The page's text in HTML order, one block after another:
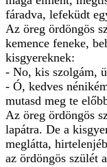
fáradva, lefeküdt
Az öreg ördöngös
kemence feneke,
kisgyereknek:
- No, kis szolgám,
- Ó, kedves
mutasd meg te
Az öreg ördöngös
lapátra. De a
meglátta,
az ördöngös szülét